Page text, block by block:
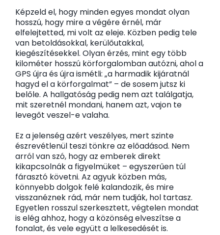
Képzeld el, hogy minden egyes mondat olyan
hosszú, hogy mire a végére érnél, már
elfelejtetted, mi volt az eleje. Közben pedig tele
van betoldásokkal, kerülőutakkal,
kiegészítésekkel. Olyan érzés, mint egy több
kilométer hosszú körforgalomban autózni, ahol a
GPS újra és újra ismétli: „a harmadik kijáratnál
hagyd el a körforgalmat” – de sosem jutsz ki
belőle. A hallgatóság pedig nem azt találgatja,
mit szeretnél mondani, hanem azt, vajon te
levegőt veszel-e valaha.
Ez a jelenség azért veszélyes, mert szinte
észrevétlenül teszi tönkre az előadásod. Nem
arról van szó, hogy az emberek direkt
kikapcsolnák a figyelmüket – egyszerűen túl
fárasztó követni. Az agyuk közben más,
könnyebb dolgok felé kalandozik, és mire
visszanéznek rád, már nem tudják, hol tartasz.
Egyetlen rosszul szerkesztett, végtelen mondat
is elég ahhoz, hogy a közönség elveszítse a
fonalat, és vele együtt a lelkesedését is.